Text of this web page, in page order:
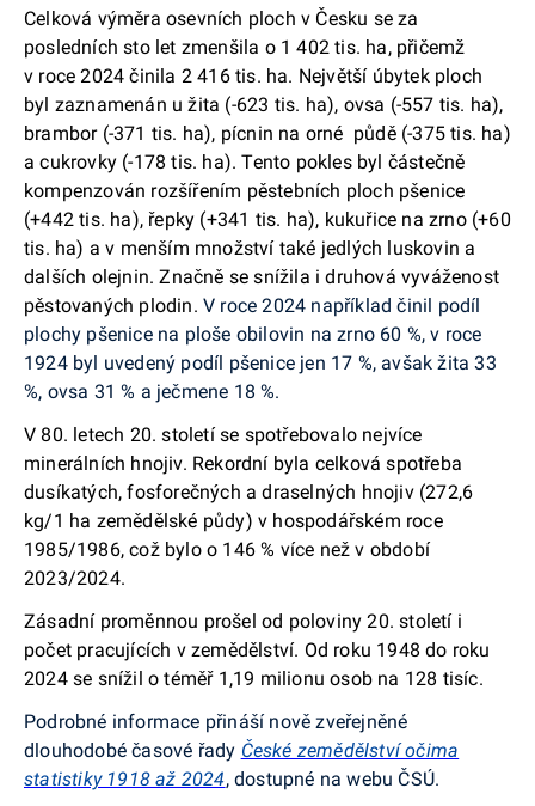
Celková výměra osevních ploch v Česku se za
posledních sto let zmenšila o 1 402 tis. ha, přičemž
v roce 2024 činila 2 416 tis. ha. Největší úbytek ploch
byl zaznamenán u žita (-623 tis. ha), ovsa (-557 tis. ha),
brambor (-371 tis. ha), pícnin na orné půdě (-375 tis. ha)
a cukrovky (-178 tis. ha). Tento pokles byl částečně
kompenzován rozšířením pěstebních ploch pšenice
(+442 tis. ha), řepky (+341 tis. ha), kukuřice na zrno (+60
tis. ha) a v menším množství také jedlých luskovin a
dalších olejnin. Značně se snížila i druhová vyváženost
pěstovaných plodin. V roce 2024 například činil podíl
plochy pšenice na ploše obilovin na zrno 60 %, v roce
1924 byl uvedený podíl pšenice jen 17 %, avšak žita 33
%, ovsa 31 % a ječmene 18 %.
V 80. letech 20. století se spotřebovalo nejvíce
minerálních hnojiv. Rekordní byla celková spotřeba
dusíkatých, fosforečných a draselných hnojiv (272,6
kg/1 ha zemědělské půdy) v hospodářském roce
1985/1986, což bylo o 146 % více než v období
2023/2024.
Zásadní proměnnou prošel od poloviny 20. století i
počet pracujících v zemědělství. Od roku 1948 do roku
2024 se snížil o téměř 1,19 milionu osob na 128 tisíc.
Podrobné informace přináší nově zveřejněné
dlouhodobé časové řady České zemědělství očima
statistiky 1918 až 2024, dostupné na webu ČSÚ.